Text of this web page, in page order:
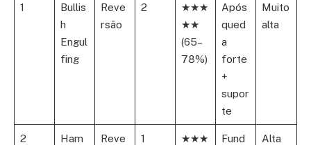
1
Bullis
h
Engul
fing
Reve
rsão
2
★★★
★★
(65–
78%)
Após
qued
a
forte
+
supor
te
Muito
alta
2
Ham
Reve
1
★★★
Fund
Alta